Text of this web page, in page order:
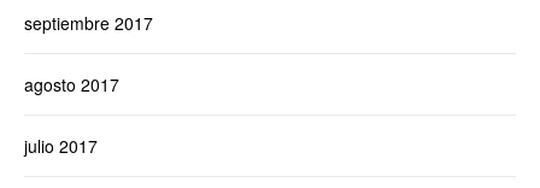
septiembre 2017
agosto 2017
julio 2017